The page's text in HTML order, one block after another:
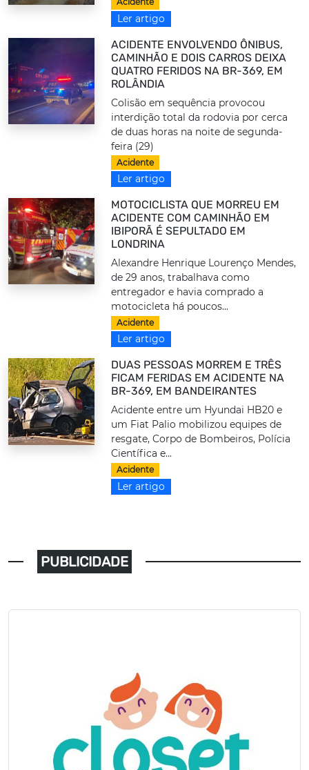
Ler artigo
ACIDENTE ENVOLVENDO ÔNIBUS,
CAMINHÃO E DOIS CARROS DEIXA
QUATRO FERIDOS NA BR-369, EM
ROLÂNDIA
Colisão em sequência provocou
interdição total da rodovia por cerca
de duas horas na noite de segunda-
feira (29)
Acidente
Ler artigo
MOTOCICLISTA QUE MORREU EM
ACIDENTE COM CAMINHÃO EM
IBIPORÃ É SEPULTADO EM
LONDRINA
Alexandre Henrique Lourenço Mendes,
de 29 anos, trabalhava como
entregador e havia comprado a
motocicleta há poucos...
Acidente
Ler artigo
DUAS PESSOAS MORREM E TRÊS
FICAM FERIDAS EM ACIDENTE NA
BR-369, EM BANDEIRANTES
Acidente entre um Hyundai HB20 e
um Fiat Palio mobilizou equipes de
resgate, Corpo de Bombeiros, Polícia
Científica e...
Acidente
Ler artigo
PUBLICIDADE